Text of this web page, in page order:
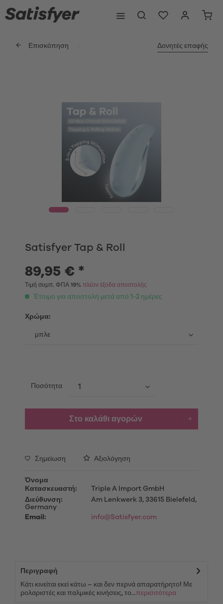
Επισκόπηση Δονητές επαφής
Satisfyer Tap & Roll
89,95 € *
Τιμή συμπ. ΦΠΑ 19% πλέον έξοδα αποστολής
Έτοιμο για αποστολή μετά από 1-2 ημέρες
Χρώμα:
Ποσότητα
Στο καλάθι αγορών
Σημείωση Αξιολόγηση
Όνομα
Κατασκευαστή:
Triple A Import GmbH
Διεύθυνση:
Am Lenkwerk 3, 33615 Bielefeld,
Germany
Email:
info@Satisfyer.com
Περιγραφή
Κάτι κινείται εκεί κάτω – και δεν περνά απαρατήρητο! Με
ρολαριστές και παλμικές κινήσεις, το...περισσότερα